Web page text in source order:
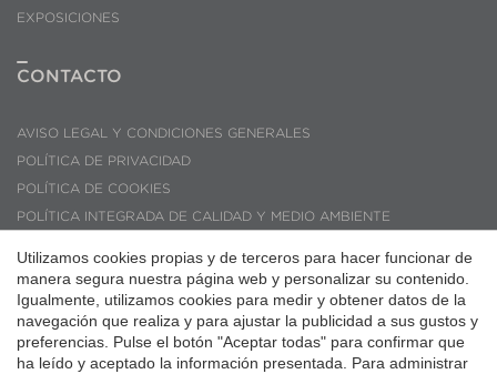
EXPOSICIONES
CONTACTO
AVISO LEGAL Y CONDICIONES GENERALES
POLÍTICA DE PRIVACIDAD
POLÍTICA DE COOKIES
POLÍTICA INTEGRADA DE CALIDAD Y MEDIO AMBIENTE
CONSULTAS Y SUGERENCIAS
PMMT ARQUITECTURA © 2026
Utilizamos cookies propias y de terceros para hacer funcionar de
manera segura nuestra página web y personalizar su contenido.
Igualmente, utilizamos cookies para medir y obtener datos de la
navegación que realiza y para ajustar la publicidad a sus gustos y
preferencias. Pulse el botón "Aceptar todas" para confirmar que
ha leído y aceptado la información presentada. Para administrar